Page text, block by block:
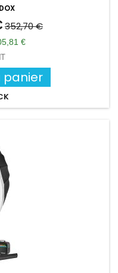
352,70 €
€
panier